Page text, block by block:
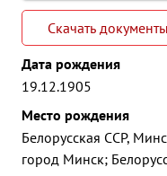
Скачать документы
Дата рождения
19.12.1905
Место рождения
Белорусская ССР,
город Минск;